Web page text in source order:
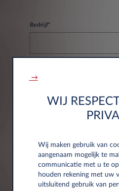
Bedrijf*
Btw-nummer*
Adresgegevens
→
WIJ
Wij maken gebruik van
aangenaam mogelijk te
communicatie met u te
houden rekening met uw
uitsluitend gebruik van